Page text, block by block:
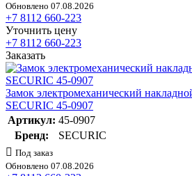
Обновлено 07.08.2026
+7 8112 660-223
Уточнить цену
+7 8112 660-223
Заказать
Замок электромеханический
SECURIC 45-0907
Артикул: 45-0907
Бренд:
SECURIC
Под заказ
Обновлено 07.08.2026